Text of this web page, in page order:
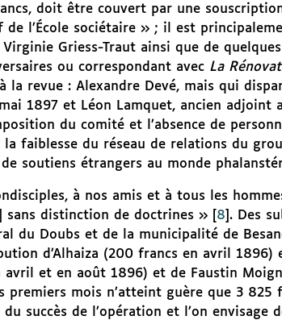
doit être couvert par une
l’École sociétaire » ; il est
Griess-Traut ainsi que de
ou correspondant avec La
revue : Alexandre Devé, mais qui
1897 et Léon Lamquet, ancien adjoint
du comité et l’absence de
faiblesse du réseau de relations du
soutiens étrangers au monde
à nos amis et à tous les
sans distinction de doctrines »[ 8 . Des
du Doubs et de la municipalité de
d’Alhaiza (200 francs en avril 1896)
et en août 1896) et de Faustin
premiers mois n’atteint guère que 3 825
succès de l’opération et l’on envisage